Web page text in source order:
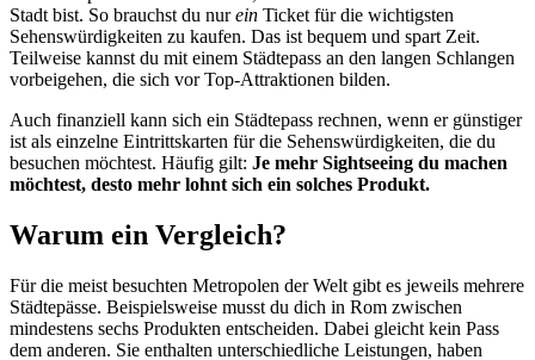
Stadt bist. So brauchst du nurein Ticket für die wichtigsten
Sehenswürdigkeiten zu kaufen. Das ist bequem und spart Zeit.
Teilweise kannst du mit einem Städtepass an den langen Schlangen
vorbeigehen, die sich vor Top-Attraktionen bilden.
Auch finanziell kann sich ein Städtepass rechnen, wenn er günstiger
ist als einzelne Eintrittskarten für die Sehenswürdigkeiten, die du
besuchen möchtest. Häufig gilt: Je mehr Sightseeing du machen
möchtest, desto mehr lohnt sich ein solches Produkt.
Warum ein Vergleich?
Für die meist besuchten Metropolen der Welt gibt es jeweils mehrere
Städtepässe. Beispielsweise musst du dich in Rom zwischen
mindestens sechs Produkten entscheiden. Dabei gleicht kein Pass
dem anderen. Sie enthalten unterschiedliche Leistungen, haben